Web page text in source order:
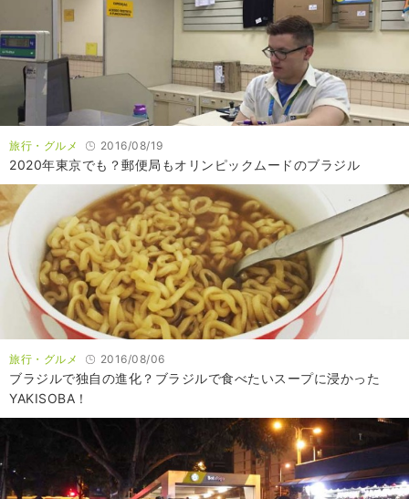
旅行・グルメ 2016/08/19
2020年東京でも？郵便局もオリンピックムードのブラジル
旅行・グルメ 2016/08/06
ブラジルで独自の進化？ブラジルで食べたいスープに浸かった
YAKISOBA！